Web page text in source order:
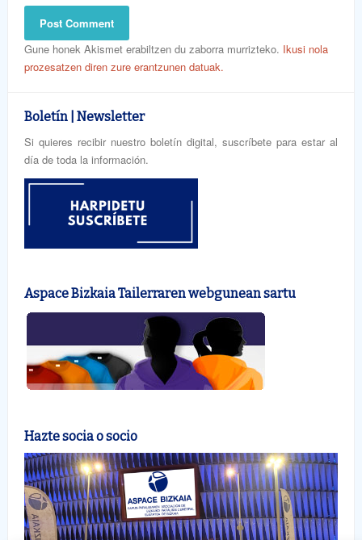
Gune honek Akismet erabiltzen du zaborra murrizteko. Ikusi nola
prozesatzen diren zure erantzunen datuak.
Boletín | Newsletter
Si quieres recibir nuestro boletín digital, suscríbete para estar al
día de toda la información.
Aspace Bizkaia Tailerraren webgunean sartu
Hazte socia o socio